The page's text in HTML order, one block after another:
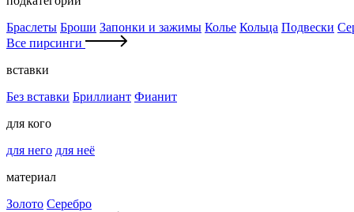
Браслеты Броши Запонки и зажимы Колье Кольца Подвески
Все пирсинги
вставки
Без вставки Бриллиант Фианит
для кого
для него для неё
материал
Золото Серебро